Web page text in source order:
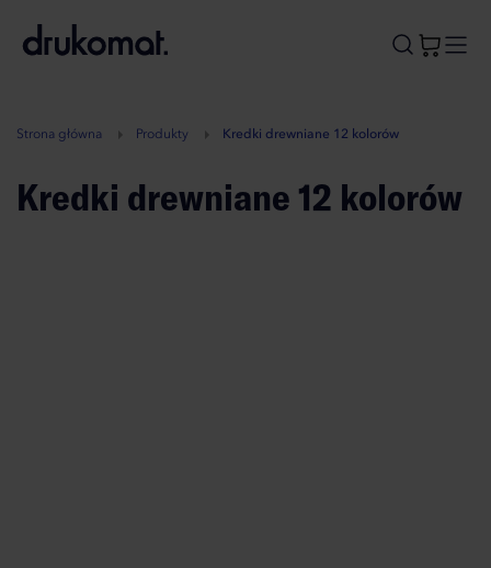
A
Strona główna Produkty Kredki drewniane 12 kolorów
Kredki drewniane 12 kolorów